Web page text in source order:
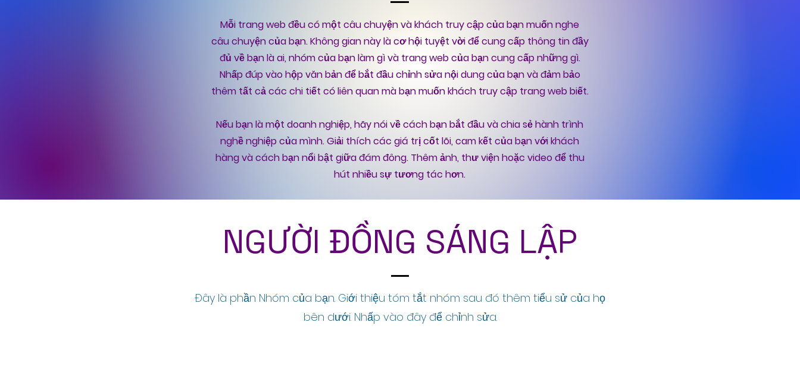
Mỗi trang web đều có một câu chuyện và khách truy cập của bạn muốn nghe
câu chuyện của bạn. Không gian này là cơ hội tuyệt vời để cung cấp thông tin đầy
đủ về bạn là ai, nhóm của bạn làm gì và trang web của bạn cung cấp những gì.
Nhấp đúp vào hộp văn bản để bắt đầu chỉnh sửa nội dung của bạn và đảm bảo
thêm tất cả các chi tiết có liên quan mà bạn muốn khách truy cập trang web biết.
Nếu bạn là một doanh nghiệp, hãy nói về cách bạn bắt đầu và chia sẻ hành trình
nghề nghiệp của mình. Giải thích các giá trị cốt lõi, cam kết của bạn với khách
hàng và cách bạn nổi bật giữa đám đông. Thêm ảnh, thư viện hoặc video để thu
hút nhiều sự tương tác hơn.
NGƯỜI ĐỒNG SÁNG LẬP
Đây là phần Nhóm của bạn. Giới thiệu tóm tắt nhóm sau đó thêm tiểu sử của họ
bên dưới. Nhấp vào đây để chỉnh sửa.